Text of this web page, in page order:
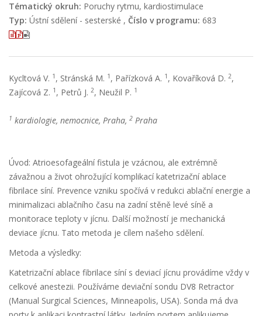
Tématický okruh: Poruchy rytmu, kardiostimulace
Typ: Ústní sdělení - sesterské , Číslo v programu: 683
Kycltová V. 1 , Stránská M. 1 , Pařízková A. 1 , Kovaříková D. 2,
Zajícová Z. 1 , Petrů J. 2, Neužil P. 1
1 kardiologie, nemocnice, Praha, 2 Praha
Úvod: Atrioesofageální fistula je vzácnou, ale extrémně
závažnou a život ohrožující komplikací katetrizační ablace
fibrilace síní. Prevence vzniku spočívá v redukci ablační energie a
minimalizaci ablačního času na zadní stěně levé síně a
monitorace teploty v jícnu. Další možností je mechanická
deviace jícnu. Tato metoda je cílem našeho sdělení.
Metoda a výsledky:
Katetrizační ablace fibrilace síní s deviací jícnu provádíme vždy v
celkové anestezii. Používáme deviační sondu DV8 Retractor
(Manual Surgical Sciences, Minneapolis, USA). Sonda má dva